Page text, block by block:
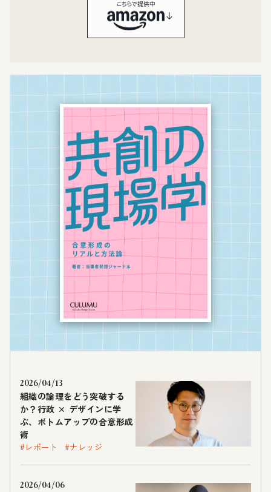
2026/04/13
組織の論理をどう突破する
か？行政 × デザインに学
ぶ、ボトムアップの合意形成
術
#レポート #ナレッジ
2026/04/06